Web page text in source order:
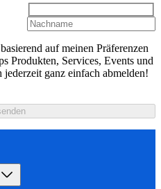
auf meinen Präferenzen
Produkten, Services, Events und
ganz einfach abmelden!